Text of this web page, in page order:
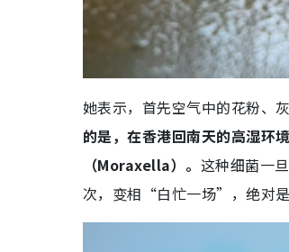
她表示，首先空气中的花粉、
的是，在香港回南天的高湿环
（Moraxella）。 这种细菌一
次，变相“白忙一场”，绝对是